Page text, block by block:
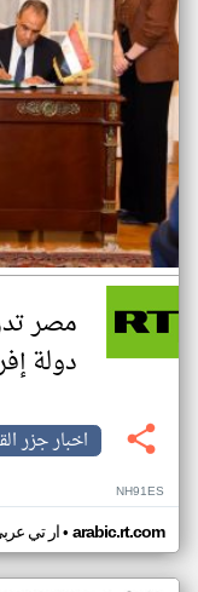
مصر
دولة
اخبار جزر
NH91ES
ار تي• arabic.rt.com